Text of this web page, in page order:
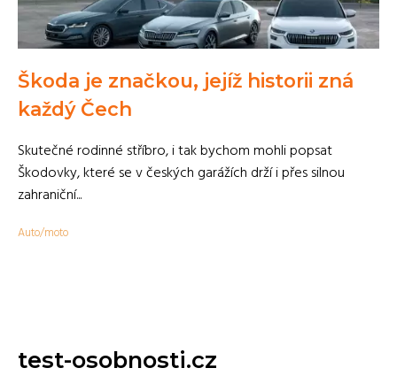
Škoda je značkou, jejíž historii zná
každý Čech
Skutečné rodinné stříbro, i tak bychom mohli popsat
Škodovky, které se v českých garážích drží i přes silnou
zahraniční...
Auto/moto
test-osobnosti.cz